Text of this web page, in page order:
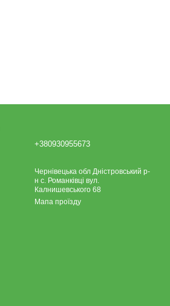
+380930955673
Чернівецька обл Дністровський р-
н с. Романківці вул.
Калнишевського 68
Мапа проїзду